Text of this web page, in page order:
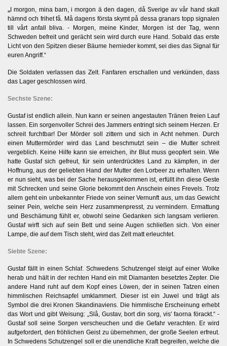
„I morgon, mina barn, i morgon ä den dagen, då Sverige av vår hand skall
hämnd och frihet få. Må dagens första skymt på dessa granars topp signalen
till vårt anfall bliva. - Morgen, meine Kinder, Morgen ist der Tag, wenn
Schweden befreit und gerächt sein wird durch eure Hand. Sobald das erste
Licht von den Spitzen dieser Bäume hernieder kommt, sei dies das Signal für
euren Angriff.“
Die Soldaten verlassen das Zelt. Fanfaren erschallen und verkünden, dass
das Lager geschlossen wird.
Sechste Szene:
Gustaf ist endlich allein. Nun kann er seinen angestauten Tränen freien Lauf
lassen. Ein sorgenvoller Schrei des Jammers entringt sich seinem Herzen. Er
schreit furchtbar! Der Mörder soll zittern und sich in Acht nehmen. Durch
einen Muttermörder wird das Land beschmutzt sein – die Mutter schreit
vergeblich. Keine Hilfe kann sie erreichen, ihr Blut muss geopfert sein. Wie
hatte Gustaf sich gefreut, für sein unterdrücktes Land zu kämpfen, in der
Hoffnung, aus der geliebten Hand der Mutter den Lorbeer zu erhalten. Wenn
er nun sieht, was bei der Sache herausgekommen ist, erfüllt ihn diese Geste
mit Schrecken und seine Glorie bekommt den Anschein eines Frevels. Trotz
allem geht ein unbekannter Friede von seiner Vernunft aus, um das Gewicht
seiner Pein, welche sein Herz zusammenpresst, zu vermindern. Ermattung
und Beschämung fühlt er, obwohl seine Gedanken sich langsam verlieren.
Gustaf wirft sich auf sein Bett und seine Augen schließen sich. Von einer
Lampe, die auf dem Tisch steht, wird das Zelt matt erleuchtet.
Siebte Szene:
Gustaf fällt in einen Schlaf. Schwedens Schutzengel steigt auf einer Wolke
herab und hält in der rechten Hand ein mit Diamanten besetztes Zepter. Die
andere Hand ruht auf dem Kopf eines Löwen, der in seinen Tatzen einen
himmlischen Reichsapfel umklammert. Dieser ist ein Juwel und trägt als
Symbol die drei Kronen Skandinaviens. Die himmlische Erscheinung erhebt
das Wort und gibt Weisung: „Slå, Gustav, bort din sorg, vis' faorna förackt.“ -
Gustaf soll seine Sorgen verscheuchen und die Gefahr verachten. Er wird
aufgefordert, den fröhlichen Geist zu übernehmen, der große Seelen erfreut.
In Schwedens Schutzengel soll er die unendliche Kraft begreifen, welche die